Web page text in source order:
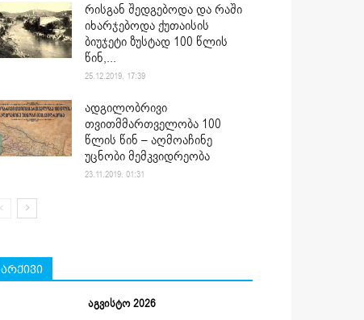
რისგან შედგებოდა და რაში
იხარჯებოდა ქუთაისის
ბიუჯეტი ზუსტად 100 წლის
წინ,...
25.12.2019. 17:39
ადგილობრივი
თვითმმართველობა 100
წლის წინ – აღმოაჩინე
უცნობი მემკვიდრეობა
23.11.2019. 01:31
არქივი
აგვისტო 2026